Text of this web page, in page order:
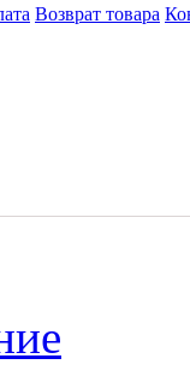
Возврат товара